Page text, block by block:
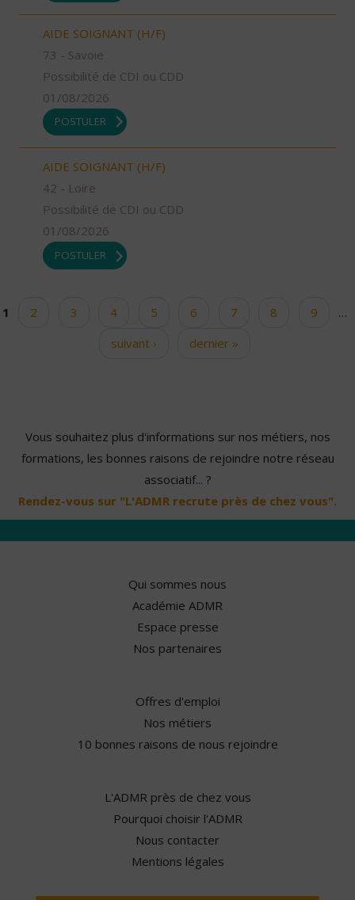
AIDE SOIGNANT (H/F)
73 - Savoie
Possibilité de CDI ou CDD
01/08/2026
POSTULER
AIDE SOIGNANT (H/F)
42 - Loire
Possibilité de CDI ou CDD
01/08/2026
POSTULER
Pages
1 2 3 4 5 6 7 8 9
…
suivant ›
dernier »
Vous souhaitez plus d'informations sur nos métiers, nos
formations, les bonnes raisons de rejoindre notre réseau
associatif... ?
Rendez-vous sur "L'ADMR recrute près de chez vous".
Qui sommes nous
Académie ADMR
Espace presse
Nos partenaires
Offres d'emploi
Nos métiers
10 bonnes raisons de nous rejoindre
L'ADMR près de chez vous
Pourquoi choisir l'ADMR
Nous contacter
Mentions légales